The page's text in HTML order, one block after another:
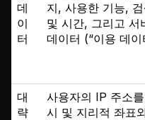
데
이
터
지, 사용한 기능,
및 시간, 그리고 서
데이터 (“이용 데이
대
략
사용자의 IP 주소
시 및 지리적 좌표